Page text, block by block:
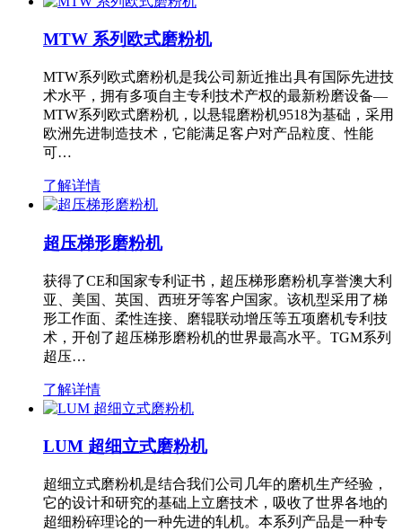
MTW 系列欧式磨粉机
MTW系列欧式磨粉机是我公司新近推出具有国际先进技
术水平，拥有多项自主专利技术产权的最新粉磨设备—
MTW系列欧式磨粉机，以悬辊磨粉机9518为基础，采用
欧洲先进制造技术，它能满足客户对产品粒度、性能
可…
了解详情
超压梯形磨粉机
获得了CE和国家专利证书，超压梯形磨粉机享誉澳大利
亚、美国、英国、西班牙等客户国家。该机型采用了梯
形工作面、柔性连接、磨辊联动增压等五项磨机专利技
术，开创了超压梯形磨粉机的世界最高水平。TGM系列
超压…
了解详情
LUM 超细立式磨粉机
超细立式磨粉机是结合我们公司几年的磨机生产经验，
它的设计和研究的基础上立磨技术，吸收了世界各地的
超细粉碎理论的一种先进的轧机。本系列产品是一种专